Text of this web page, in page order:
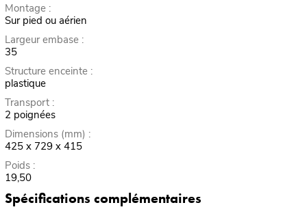
Montage :
Sur pied ou aérien
Largeur embase :
35
Structure enceinte :
plastique
Transport :
2 poignées
Dimensions (mm) :
425 x 729 x 415
Poids :
19,50
Spécifications complémentaires